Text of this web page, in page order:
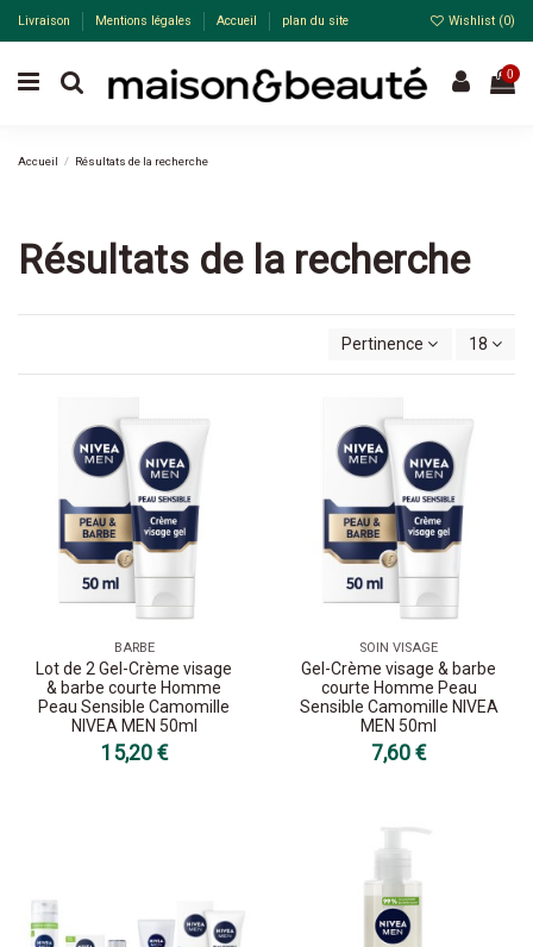
Livraison Mentions légales Accueil plan du site Wishlist (0)
0
Accueil Résultats de la recherche
Résultats de la recherche
Pertinence 18
BARBE
Lot de 2 Gel-Crème visage
& barbe courte Homme
Peau Sensible Camomille
NIVEA MEN 50ml
15,20 €
SOIN VISAGE
Gel-Crème visage & barbe
courte Homme Peau
Sensible Camomille NIVEA
MEN 50ml
7,60 €